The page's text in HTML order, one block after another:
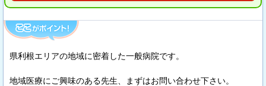
県利根エリアの地域に密着した一般病院です。
地域医療にご興味のある先生、まずはお問い合わせ下さい。